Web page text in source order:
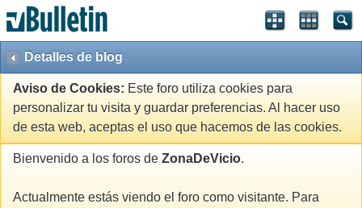
Detalles de blog
Aviso de Cookies: Este foro utiliza cookies para
personalizar tu visita y guardar preferencias. Al hacer uso
de esta web, aceptas el uso que hacemos de las cookies.
Bienvenido a los foros de ZonaDeVicio.
Actualmente estás viendo el foro como visitante. Para